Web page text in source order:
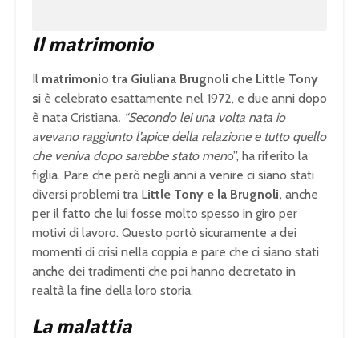
Il matrimonio
Il matrimonio tra Giuliana Brugnoli che Little Tony
si è celebrato esattamente nel 1972, e due anni dopo
è nata Cristiana. “Secondo lei una volta nata io
avevano raggiunto l’apice della relazione e tutto quello
che veniva dopo sarebbe stato meno”, ha riferito la
figlia. Pare che però negli anni a venire ci siano stati
diversi problemi tra Little Tony e la Brugnoli, anche
per il fatto che lui fosse molto spesso in giro per
motivi di lavoro. Questo portò sicuramente a dei
momenti di crisi nella coppia e pare che ci siano stati
anche dei tradimenti che poi hanno decretato in
realtà la fine della loro storia.
La malattia